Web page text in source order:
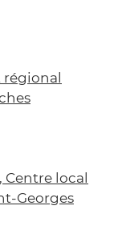
local
Georges